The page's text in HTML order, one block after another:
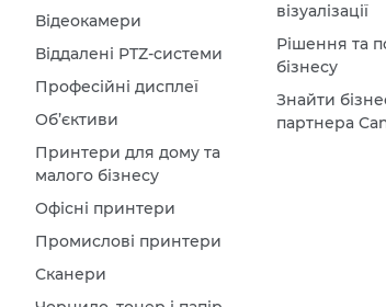
Відеокамери
Віддалені PTZ-системи
Професійні дисплеї
Об’єктиви
Принтери для дому та
малого бізнесу
Офісні принтери
Промислові принтери
Сканери
візуалізації
Рішення та
бізнесу
Знайти
партнера